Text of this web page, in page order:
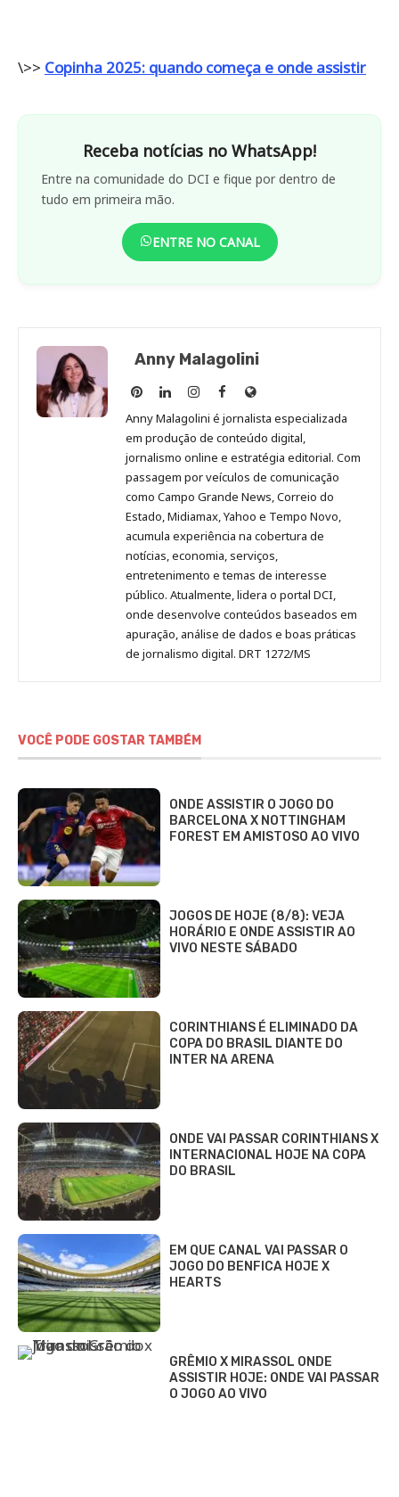
\>> Copinha 2025: quando começa e onde assistir
Receba notícias no WhatsApp!
Entre na comunidade do DCI e fique por dentro de
tudo em primeira mão.
ENTRE NO CANAL
Anny Malagolini
Anny
Malagolini
no
Pinterest
Anny
Malagolini
no
LinkedIn
Anny
Malagolini
no
Instagram
Anny
Malagolini
no
Facebook
Site
de
Anny
Malagolini
Anny Malagolini é jornalista especializada
em produção de conteúdo digital,
jornalismo online e estratégia editorial. Com
passagem por veículos de comunicação
como Campo Grande News, Correio do
Estado, Midiamax, Yahoo e Tempo Novo,
acumula experiência na cobertura de
notícias, economia, serviços,
entretenimento e temas de interesse
público. Atualmente, lidera o portal DCI,
onde desenvolve conteúdos baseados em
apuração, análise de dados e boas práticas
de jornalismo digital. DRT 1272/MS
VOCÊ PODE GOSTAR TAMBÉM
ONDE ASSISTIR O JOGO DO
BARCELONA X NOTTINGHAM
FOREST EM AMISTOSO AO VIVO
JOGOS DE HOJE (8/8): VEJA
HORÁRIO E ONDE ASSISTIR AO
VIVO NESTE SÁBADO
CORINTHIANS É ELIMINADO DA
COPA DO BRASIL DIANTE DO
INTER NA ARENA
ONDE VAI PASSAR CORINTHIANS X
INTERNACIONAL HOJE NA COPA
DO BRASIL
EM QUE CANAL VAI PASSAR O
JOGO DO BENFICA HOJE X
HEARTS
GRÊMIO X MIRASSOL ONDE
ASSISTIR HOJE: ONDE VAI PASSAR
O JOGO AO VIVO